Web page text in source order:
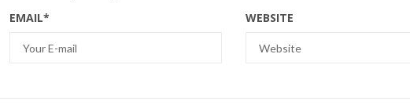
EMAIL* WEBSITE